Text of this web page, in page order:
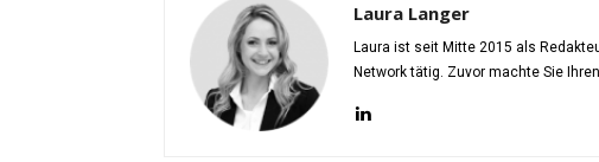
Laura Langer
Laura ist seit Mitte 2015 als
Network tätig. Zuvor machte Sie